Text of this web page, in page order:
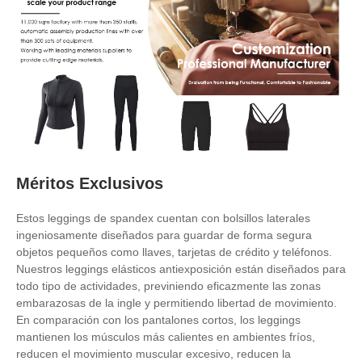
Méritos Exclusivos
Estos leggings de spandex cuentan con bolsillos laterales
ingeniosamente diseñados para guardar de forma segura
objetos pequeños como llaves, tarjetas de crédito y teléfonos.
Nuestros leggings elásticos antiexposición están diseñados para
todo tipo de actividades, previniendo eficazmente las zonas
embarazosas de la ingle y permitiendo libertad de movimiento.
En comparación con los pantalones cortos, los leggings
mantienen los músculos más calientes en ambientes fríos,
reducen el movimiento muscular excesivo, reducen la